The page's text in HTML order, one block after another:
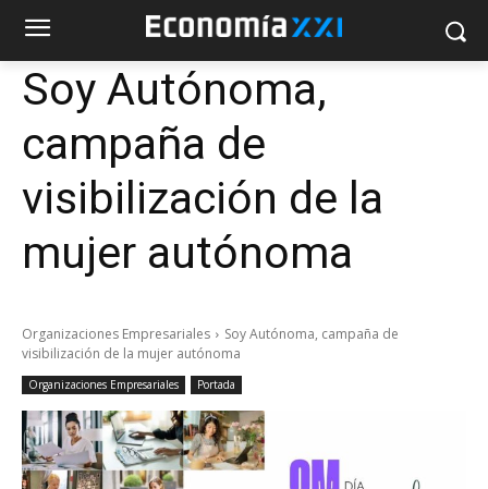
Soy Autónoma,
campaña de
visibilización de la
mujer autónoma
Organizaciones Empresariales
Soy Autónoma, campaña de
visibilización de la mujer autónoma
Organizaciones Empresariales Portada